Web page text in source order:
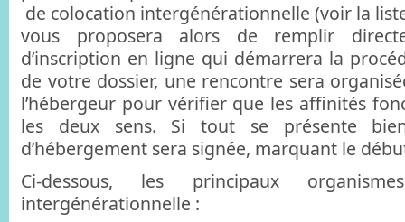
de colocation intergénérationnelle (voir la
vous proposera alors de remplir
d’inscription en ligne qui démarrera la
de votre dossier, une rencontre sera
l’hébergeur pour vérifier que les affinités
les deux sens. Si tout se présente
d’hébergement sera signée, marquant le
Ci-dessous, les principaux
intergénérationnelle :